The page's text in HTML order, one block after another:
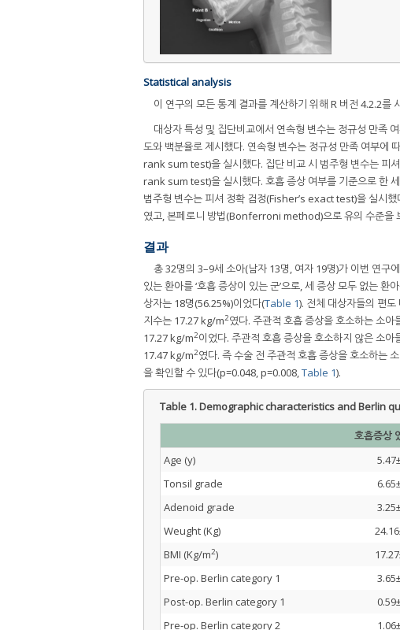
Statistical analysis
이 연구의 모든 통계 결과를 계산하기 위해 R 버전 4.2.2
대상자 특성 및 집단비교에서 연속형 변수는 정규성 만족
도와 백분율로 제시했다. 연속형 변수는 정규성 만족 여부
rank sum test)을 실시했다. 집단 비교 시 범주형 변수는 피
rank sum test)을 실시했다. 호흡 증상 여부를 기준으로 한
범주형 변수는 피셔 정확 검정(Fisher’s exact test)을 실
였고, 본페로니 방법(Bonferroni method)으로 유의 수준을
결과
총 32명의 3–9세 소아(남자 13명, 여자 19명)가 이번 연구
있는 환아를 ‘호흡 증상이 있는 군’으로, 세 증상 모두 없는 환
상자는 18명(56.25%)이었다(Table 1). 전체 대상자들의 편
지수는 17.27 kg/m2였다. 주관적 호흡 증상을 호소하는 소
17.27 kg/m2이었다. 주관적 호흡 증상을 호소하지 않은 소
17.47 kg/m2였다. 즉 수술 전 주관적 호흡 증상을 호소하는
을 확인할 수 있다(p=0.048, p=0.008,Table 1).
Table 1.Demographic characteristics and Berlin
호흡증상
Age (y)
Tonsil grade
Adenoid grade
Weught (Kg)
BMI (Kg/m2)
Pre-op. Berlin category 1
Post-op. Berlin category 1
Pre-op. Berlin category 2